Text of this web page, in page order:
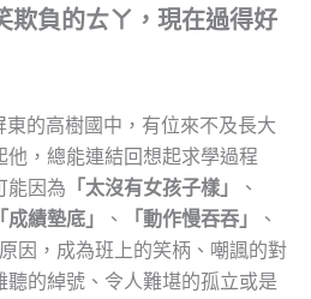
欺負的ㄊㄚ，現在過得好
的高樹國中，有位來不及長大
，總能連結回想起求學過程
能因為 「太沒有女孩子樣」
、
「成績墊底」 、 「動作慢吞吞」
、
因，成為班上的笑柄、嘲諷的對
的綽號、令人難堪的孤立或是